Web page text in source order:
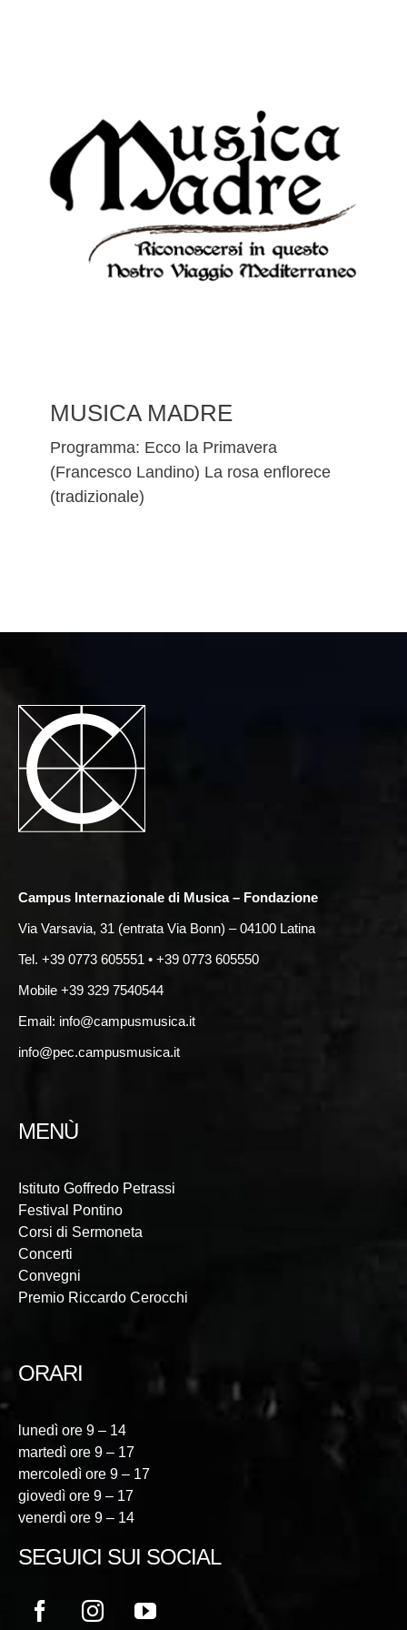
CORSI DI SERMONETA
CONCERTI
CONVEGNI
MUSICA MADRE
Programma: Ecco la Primavera
(Francesco Landino) La rosa enflorece
(tradizionale)
Campus Internazionale di Musica – Fondazione
Via Varsavia, 31 (entrata Via Bonn) – 04100 Latina
Tel. +39 0773 605551 • +39 0773 605550
Mobile +39 329 7540544
Email: info@campusmusica.it
info@pec.campusmusica.it
MENÙ
Istituto Goffredo Petrassi
Festival Pontino
Corsi di Sermoneta
Concerti
Convegni
Premio Riccardo Cerocchi
ORARI
lunedì ore 9 – 14
martedì ore 9 – 17
mercoledì ore 9 – 17
giovedì ore 9 – 17
venerdì ore 9 – 14
SEGUICI SUI SOCIAL